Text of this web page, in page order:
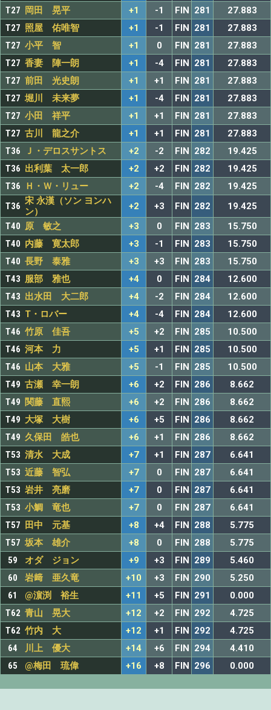
T27 岡田 晃平 +1 -1 FIN 281
27.883
T27 照屋 佑唯智 +1 -1 FIN 281
27.883
T27 小平 智 +1 0 FIN 281
27.883
T27 香妻 陣一朗 +1 -4 FIN 281
27.883
T27 前田 光史朗 +1 +1 FIN 281
27.883
T27 堀川 未来夢 +1 -4 FIN 281
27.883
T27 小田 祥平 +1 +1 FIN 281
27.883
T27 古川 龍之介 +1 +1 FIN 281
27.883
T36
Ｊ・デロスサントス +2 -2 FIN 282
19.425
T36 出利葉 太一郎 +2 +2 FIN 282
19.425
T36
Ｈ・Ｗ・リュー +2 -4 FIN 282
19.425
T36 宋 永漢（ソン ヨンハ
ン）
+2 +3 FIN 282
19.425
T40 原 敏之 +3 0 FIN 283
15.750
T40 内藤 寛太郎 +3 -1 FIN 283
15.750
T40 長野 泰雅 +3 +3 FIN 283
15.750
T43 服部 雅也 +4 0 FIN 284
12.600
T43 出水田 大二郎 +4 -2 FIN 284
12.600
T43 T・ロバー +4 -4 FIN 284
12.600
T46 竹原 佳吾 +5 +2 FIN 285
10.500
T46 河本 力 +5 +1 FIN 285
10.500
T46 山本 大雅 +5 -1 FIN 285
10.500
T49 古瀬 幸一朗 +6 +2 FIN 286
8.662
T49 関藤 直熙 +6 +2 FIN 286
8.662
T49 大塚 大樹 +6 +5 FIN 286
8.662
T49 久保田 皓也 +6 +1 FIN 286
8.662
T53 清水 大成 +7 +1 FIN 287
6.641
T53 近藤 智弘 +7 0 FIN 287
6.641
T53 岩井 亮磨 +7 0 FIN 287
6.641
T53 小鯛 竜也 +7 0 FIN 287
6.641
T57
田中 元基 +8 +4 FIN 288
5.775
T57 坂本 雄介 +8 0 FIN 288
5.775
59
オダ ジョン +9 +3 FIN 289
5.460
60
岩﨑 亜久竜 +10 +3 FIN 290
5.250
61
@濵渕 裕生 +11 +5 FIN 291
0.000
T62 青山 晃大 +12 +2 FIN 292
4.725
T62 竹内 大 +12 +1 FIN 292
4.725
64
川上 優大 +14 +6 FIN 294
4.410
65
@梅田 琉偉 +16 +8 FIN 296 0.000